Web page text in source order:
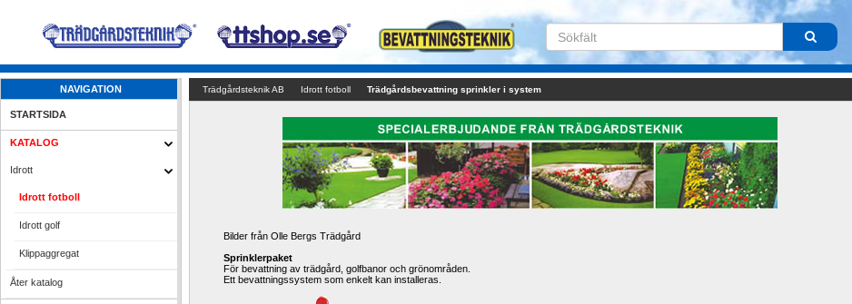
NAVIGATION
STARTSIDA
KATALOG
Idrott
Idrott fotboll
Idrott golf
Klippaggregat
Åter katalog
Trädgårdsteknik AB Idrott fotboll Trädgårdsbevattning sprinkler i system
Bilder från Olle Bergs Trädgård
Sprinklerpaket
För bevattning av trädgård, golfbanor och grönområden.
Ett bevattningssystem som enkelt kan installeras.